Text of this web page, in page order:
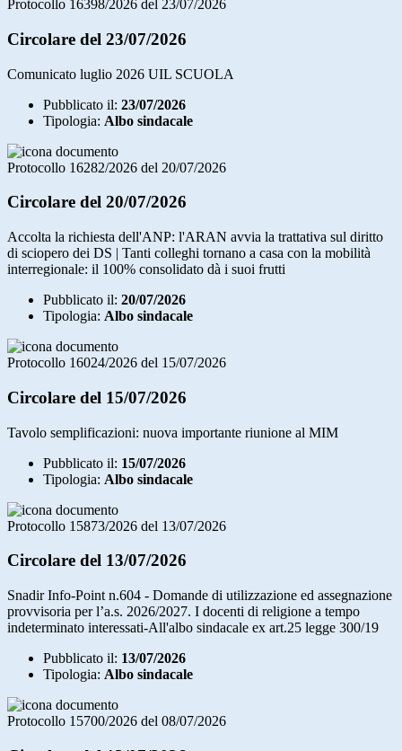
Protocollo 16398/2026 del 23/07/2026
Circolare del 23/07/2026
Comunicato luglio 2026 UIL SCUOLA
Pubblicato il: 23/07/2026
Tipologia: Albo sindacale
Protocollo 16282/2026 del 20/07/2026
Circolare del 20/07/2026
Accolta la richiesta dell'ANP: l'ARAN avvia la trattativa sul diritto
di sciopero dei DS | Tanti colleghi tornano a casa con la mobilità
interregionale: il 100% consolidato dà i suoi frutti
Pubblicato il: 20/07/2026
Tipologia: Albo sindacale
Protocollo 16024/2026 del 15/07/2026
Circolare del 15/07/2026
Tavolo semplificazioni: nuova importante riunione al MIM
Pubblicato il: 15/07/2026
Tipologia: Albo sindacale
Protocollo 15873/2026 del 13/07/2026
Circolare del 13/07/2026
Snadir Info-Point n.604 - Domande di utilizzazione ed assegnazione
provvisoria per l’a.s. 2026/2027. I docenti di religione a tempo
indeterminato interessati-All'albo sindacale ex art.25 legge 300/19
Pubblicato il: 13/07/2026
Tipologia: Albo sindacale
Protocollo 15700/2026 del 08/07/2026